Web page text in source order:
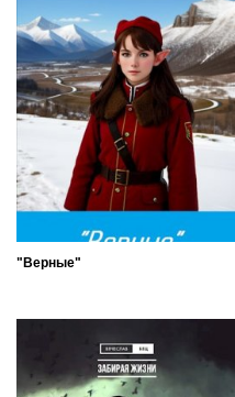
"Верные"